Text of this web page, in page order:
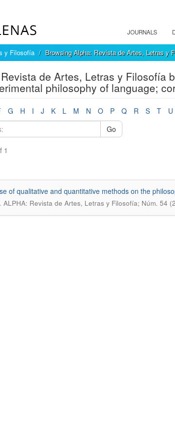
JOURNALS
y Filosofía Browsing Alpha: Revista de Artes, Letras y
de Artes, Letras y Filosofía
philosophy of language;
G H I J K L M N O P Q R S T U
Go
1
of qualitative and quantitative methods on the
. ALPHA: Revista de Artes, Letras y Filosofía; Núm. 54